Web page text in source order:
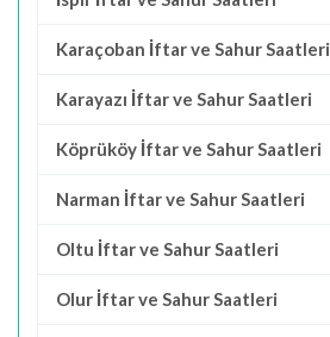
Karaçoban İftar ve Sahur Saatleri
Karayazı İftar ve Sahur Saatleri
Köprüköy İftar ve Sahur Saatleri
Narman İftar ve Sahur Saatleri
Oltu İftar ve Sahur Saatleri
Olur İftar ve Sahur Saatleri